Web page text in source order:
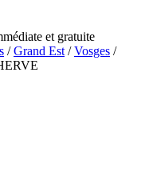
et gratuite
/Grand Est /Vosges /